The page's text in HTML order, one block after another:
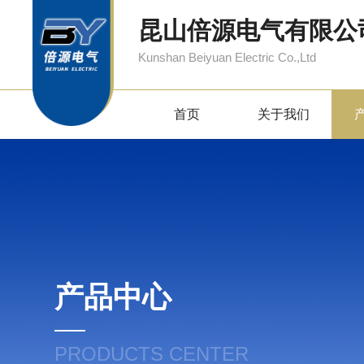
昆山倍源电气有限公
Kunshan Beiyuan Electric Co.,Ltd
首页 关于我们
产品中心
PRODUCTS CENTER